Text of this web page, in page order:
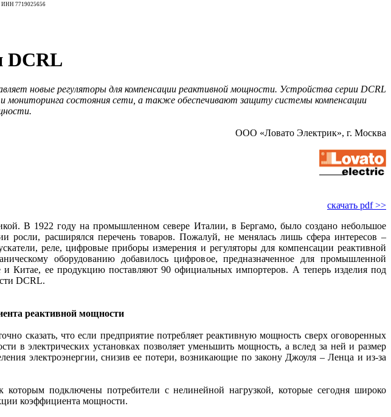
7719025656
DCRL
новые регуляторы для компенсации реактивной мощности. Устройства серии DCRL
мониторинга состояния сети, а также обеспечивают защиту системы компенсации
ООО «Ловато Электрик», г. Москва
скачать pdf >>
В 1922 году на промышленном севере Италии, в Бергамо, было создано небольшое
росли, расширялся перечень товаров. Пожалуй, не менялась лишь сфера интересов –
реле, цифровые приборы измерения и регуляторы для компенсации реактивной
оборудованию добавилось цифровое, предназначенное для промышленной
ее продукцию поставляют 90 официальных импортеров. А теперь изделия под
DCRL.
реактивной мощности
сказать, что если предприятие потребляет реактивную мощность сверх оговоренных
в электрических установках позволяет уменьшить мощность, а вслед за ней и размер
электроэнергии, снизив ее потери, возникающие по закону Джоуля – Ленца и из-за
подключены потребители с нелинейной нагрузкой, которые сегодня широко
коэффициента мощности.